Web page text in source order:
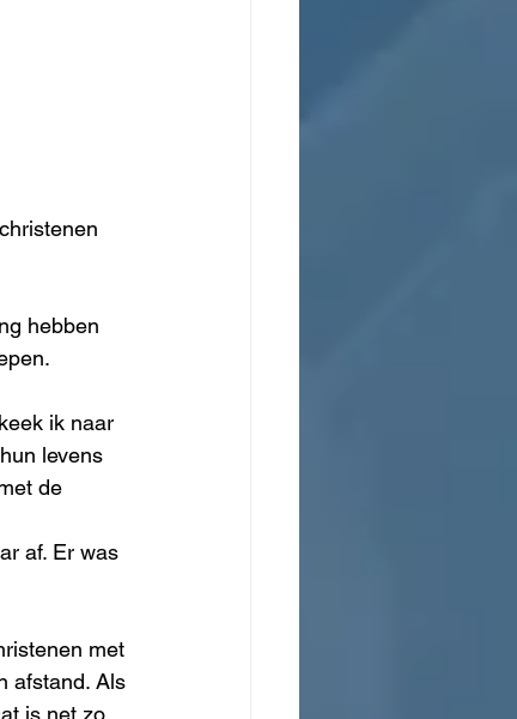
hebben
ik naar
levens
de
af. Er was
met
afstand. Als